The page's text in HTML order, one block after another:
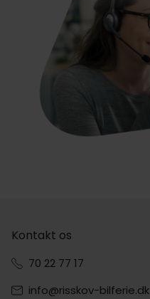
Kontakt os
70 22 77 17
info@risskov-bilferie.dk